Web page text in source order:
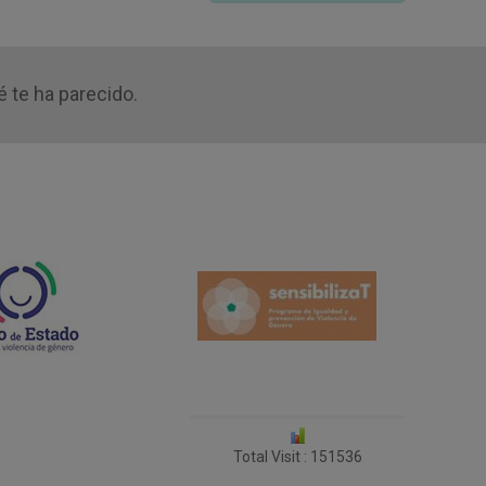
te ha parecido.
Total Visit : 151536